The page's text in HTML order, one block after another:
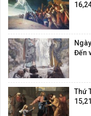
Đến
Thứ